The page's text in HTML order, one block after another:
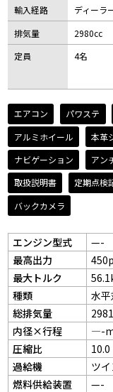
輸入経路
ディーラ
排気量
2980cc
定員
4名
エアコン パワステ
アルミホイール
本革
ナビゲーション
アン
取扱説明書
定期点検
バックカメラ
エンジン型式
—-
最高出力
最大トルク
種類
水
総排気量
内径×行程
—-
圧縮比
10.0
過給機
ツ
燃料供給装置
—-